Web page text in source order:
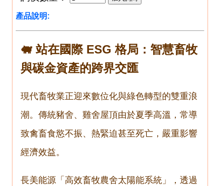
產品說明:
🐖 站在國際 ESG 格局：智慧畜牧
與碳金資產的跨界交匯
現代畜牧業正迎來數位化與綠色轉型的雙重浪
潮。傳統豬舍、雞舍屋頂由於夏季高溫，常導
致禽畜食慾不振、熱緊迫甚至死亡，嚴重影響
經濟效益。
長美能源「高效畜牧農舍太陽能系統」，透過